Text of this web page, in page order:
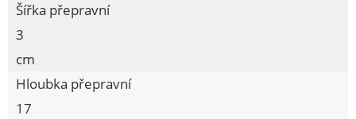
Šňůra lanko + PH potah
Háčky, věšáky
Šířka přepravní
3
cm
Hloubka přepravní
17